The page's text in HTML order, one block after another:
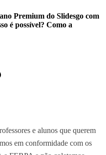
Premium do Slidesgo com
é possível? Como a
e alunos que querem
em conformidade com os